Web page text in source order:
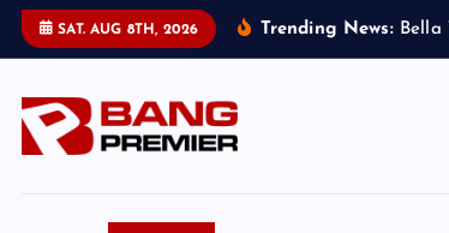
SAT. AUG 8TH, 2026 Trending News: Be a